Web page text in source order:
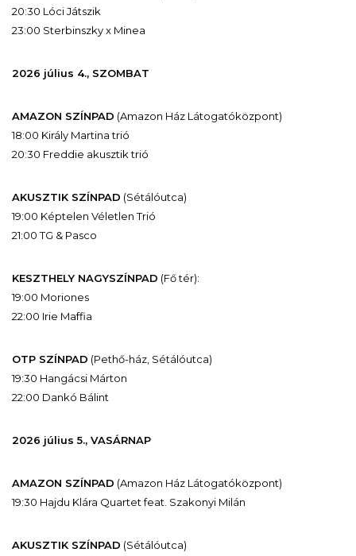
20:30 Lóci Játszik
23:00 Sterbinszky x Minea
2026 július 4., SZOMBAT
AMAZON SZÍNPAD (Amazon Ház Látogatóközpont)
18:00 Király Martina trió
20:30 Freddie akusztik trió
AKUSZTIK SZÍNPAD (Sétálóutca)
19:00 Képtelen Véletlen Trió
21:00 TG & Pasco
KESZTHELY NAGYSZÍNPAD (Fő tér):
19:00 Moriones
22:00 Irie Maffia
OTP SZÍNPAD (Pethő-ház, Sétálóutca)
19:30 Hangácsi Márton
22:00 Dankó Bálint
2026 július 5., VASÁRNAP
AMAZON SZÍNPAD (Amazon Ház Látogatóközpont)
19:30 Hajdu Klára Quartet feat. Szakonyi Milán
AKUSZTIK SZÍNPAD (Sétálóutca)